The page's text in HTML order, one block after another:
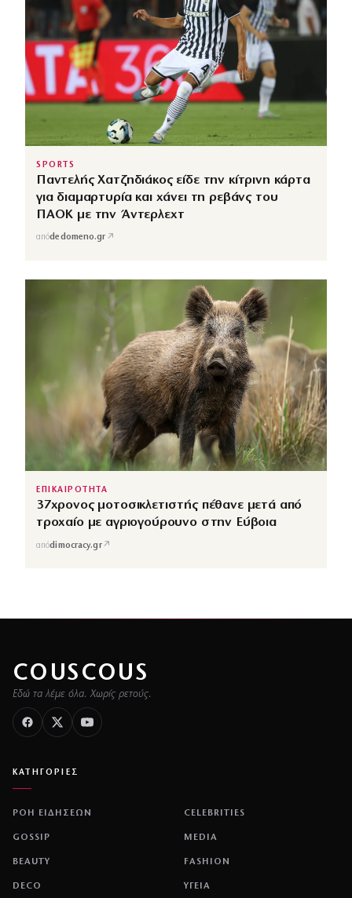
SPORTS
Παντελής Χατζηδιάκος είδε την κίτρινη κάρτα
για διαμαρτυρία και χάνει τη ρεβάνς του
ΠΑΟΚ με την Άντερλεχτ
απόdedomeno.gr ↗
ΕΠΙΚΑΙΡΟΤΗΤΑ
37χρονος μοτοσικλετιστής πέθανε μετά από
τροχαίο με αγριογούρουνο στην Εύβοια
απόdimocracy.gr↗
COUSCOUS
Εδώ τα λέμε όλα. Χωρίς ρετούς.
ΚΑΤΗΓΟΡΙΕΣ
ΡΟΗ ΕΙΔΗΣΕΩΝ CELEBRITIES
GOSSIP MEDIA
BEAUTY FASHION
DECO ΥΓΕΙΑ